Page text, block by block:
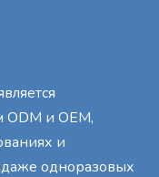
и OEM,
и
одноразовых